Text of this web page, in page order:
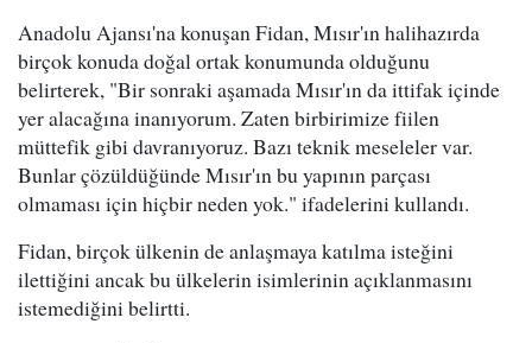
Anadolu Ajansı'na konuşan Fidan, Mısır'ın halihazırda
birçok konuda doğal ortak konumunda olduğunu
belirterek, "Bir sonraki aşamada Mısır'ın da ittifak içinde
yer alacağına inanıyorum. Zaten birbirimize fiilen
müttefik gibi davranıyoruz. Bazı teknik meseleler var.
Bunlar çözüldüğünde Mısır'ın bu yapının parçası
olmaması için hiçbir neden yok." ifadelerini kullandı.
Fidan, birçok ülkenin de anlaşmaya katılma isteğini
ilettiğini ancak bu ülkelerin isimlerinin açıklanmasını
istemediğini belirtti.